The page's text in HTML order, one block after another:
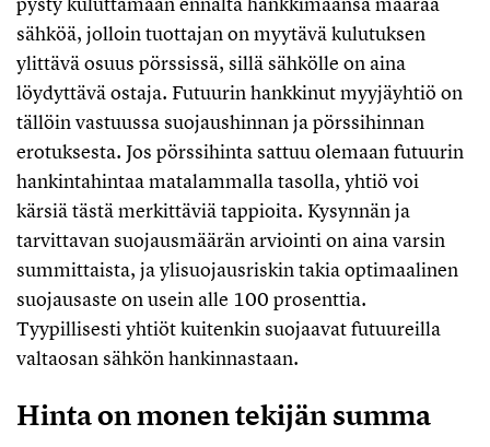
sähköä, jolloin tuottajan on myytävä kulutuksen
ylittävä osuus pörssissä, sillä sähkölle on aina
löydyttävä ostaja. Futuurin hankkinut myyjäyhtiö on
tällöin vastuussa suojaushinnan ja pörssihinnan
erotuksesta. Jos pörssihinta sattuu olemaan futuurin
hankintahintaa matalammalla tasolla, yhtiö voi
kärsiä tästä merkittäviä tappioita. Kysynnän ja
tarvittavan suojausmäärän arviointi on aina varsin
summittaista, ja ylisuojausriskin takia optimaalinen
suojausaste on usein alle 100 prosenttia.
Tyypillisesti yhtiöt kuitenkin suojaavat futuureilla
valtaosan sähkön hankinnastaan.
Hinta on monen tekijän summa